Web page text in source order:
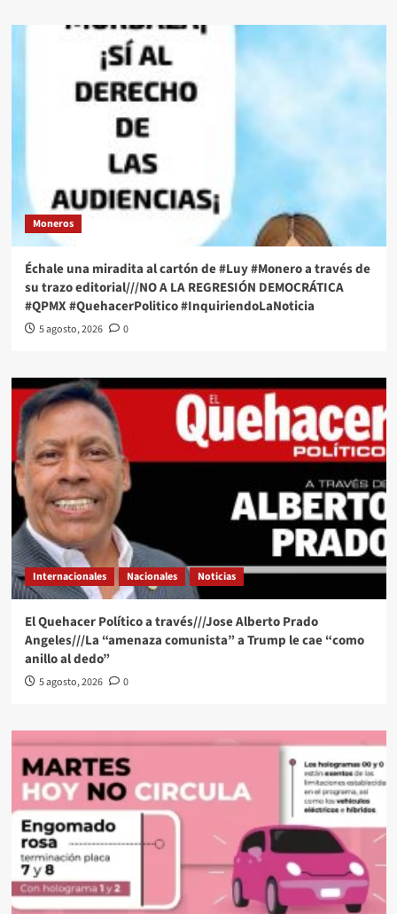
Moneros
Échale una miradita al cartón de #Luy #Monero a través de
su trazo editorial///NO A LA REGRESIÓN DEMOCRÁTICA
#QPMX #QuehacerPolitico #InquiriendoLaNoticia
5 agosto, 2026 0
Internacionales Nacionales Noticias
El Quehacer Político a través///Jose Alberto Prado
Angeles///La “amenaza comunista” a Trump le cae “como
anillo al dedo”
5 agosto, 2026 0